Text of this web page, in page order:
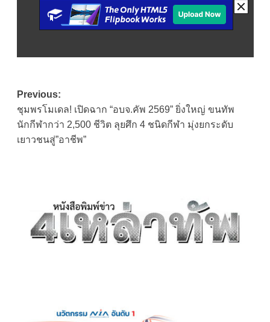
Post
navigation
Previous:
ชุมพรโมเดล! เปิดฉาก “อบจ.คัพ 2569” ยิ่งใหญ่ ขนทัพ
นักกีฬากว่า 2,500 ชีวิต ลุยศึก 4 ชนิดกีฬา มุ่งยกระดับ
เยาวชนสู่”อาชีพ”